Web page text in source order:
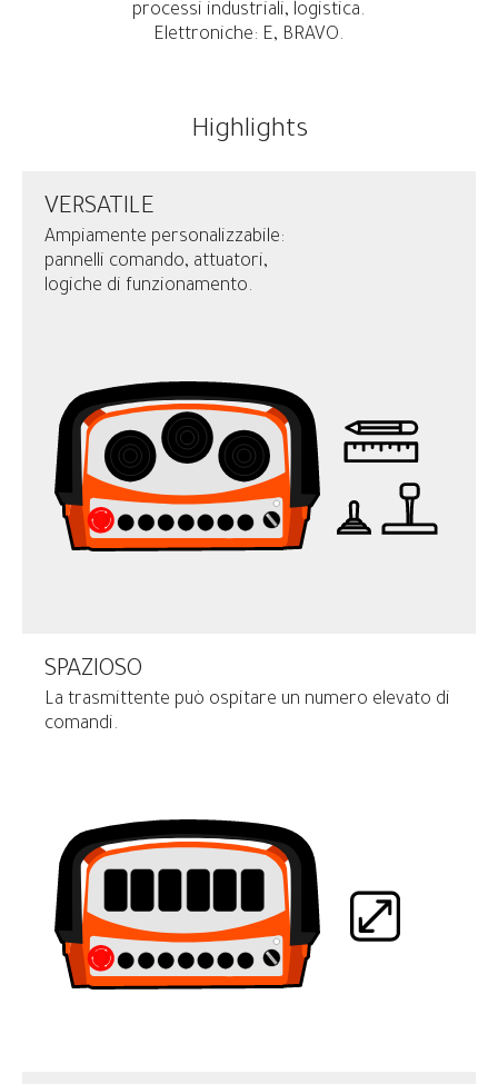
processi industriali, logistica.
Elettroniche: E, BRAVO.
Highlights
VERSATILE
Ampiamente personalizzabile:
pannelli comando, attuatori,
logiche di funzionamento.
SPAZIOSO
La trasmittente può ospitare un numero elevato di
comandi.